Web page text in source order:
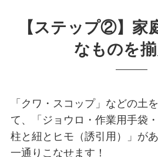
【ステップ②】家
なものを
「クワ・スコップ」などの土
て、「ジョウロ・作業用手袋
柱と紐とヒモ（誘引用）」が
一通りこなせます！